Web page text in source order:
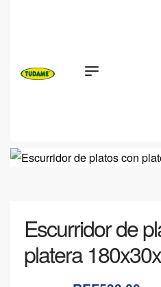
Escurridor de
platera